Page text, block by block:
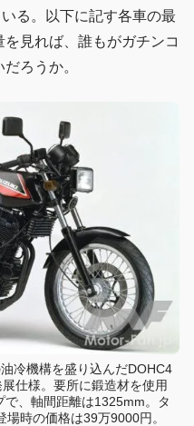
る。以下に記す各車の最
見れば、誰もがガチンコ
ろうか。
冷機構を盛り込んだDOHC4
仕様。要所に鍛造材を使用
、軸間距離は1325mm。タ
時の価格は39万9000円。